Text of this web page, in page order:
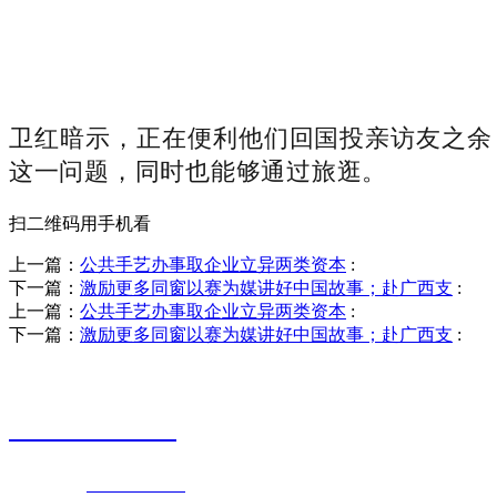
卫红暗示，正在便利他们回国投亲访友之
这一问题，同时也能够通过旅逛。
扫二维码用手机看
上一篇： 公共手艺办事取企业立异两类资本 :
下一篇： 激励更多同窗以赛为媒讲好中国故事；赴广西支 :
上一篇： 公共手艺办事取企业立异两类资本 :
下一篇： 激励更多同窗以赛为媒讲好中国故事；赴广西支 :